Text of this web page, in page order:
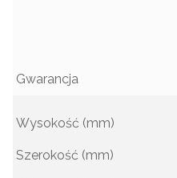
Gwarancja
Wysokość (mm)
Szerokość (mm)